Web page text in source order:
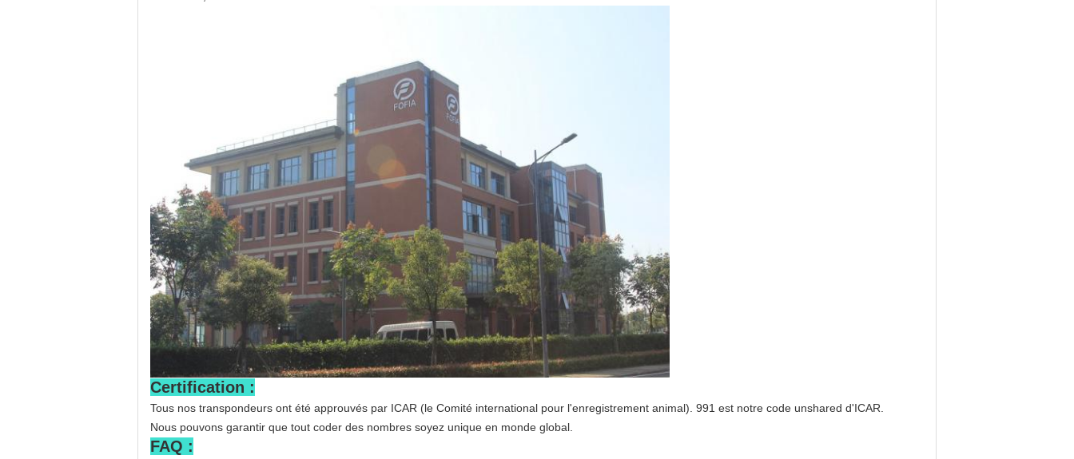
Certification :
Tous nos transpondeurs ont été approuvés par ICAR (le Comité international pour l'enregistrement animal). 991 est notre code unshared d'ICAR.
Nous pouvons garantir que tout coder des nombres soyez unique en monde global.
FAQ :